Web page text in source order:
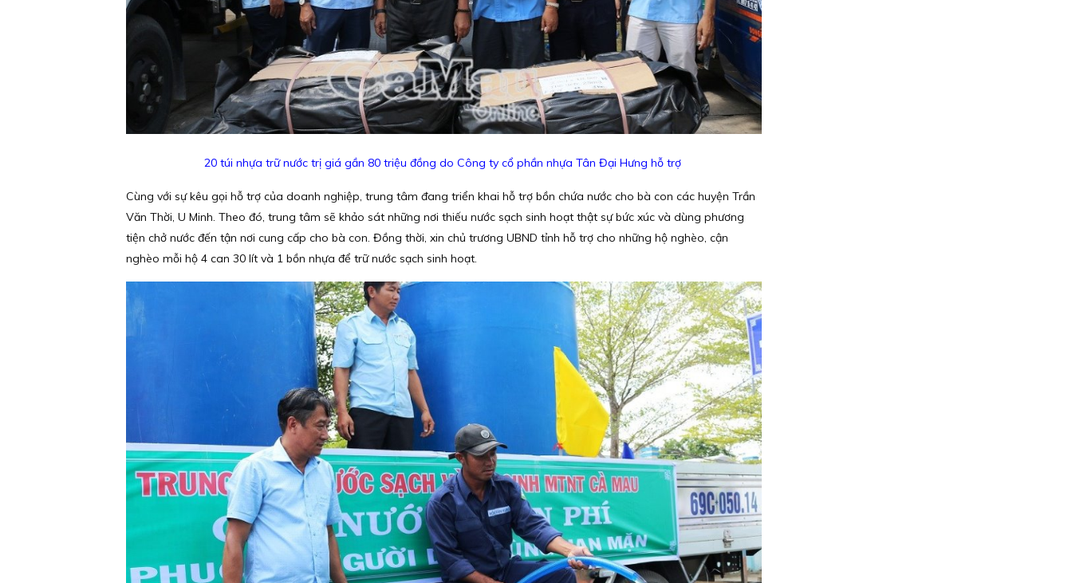
20 túi nhựa trữ nước trị giá gần 80 triệu đồng do Công ty cổ phần nhựa Tân Đại Hưng hỗ trợ
Cùng với sự kêu gọi hỗ trợ của doanh nghiệp, trung tâm đang triển khai hỗ trợ bồn chứa nước cho bà con các huyện Trần
Văn Thời, U Minh. Theo đó, trung tâm sẽ khảo sát những nơi thiếu nước sạch sinh hoạt thật sự bức xúc và dùng phương
tiện chở nước đến tận nơi cung cấp cho bà con. Đồng thời, xin chủ trương UBND tỉnh hỗ trợ cho những hộ nghèo, cận
nghèo mỗi hộ 4 can 30 lít và 1 bồn nhựa để trữ nước sạch sinh hoạt.